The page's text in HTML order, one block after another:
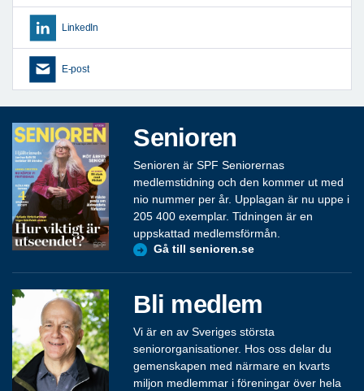
LinkedIn
E-post
Senioren
Senioren är SPF Seniorernas
medlemstidning och den kommer ut med
nio nummer per år. Upplagan är nu uppe i
205 400 exemplar. Tidningen är en
uppskattad medlemsförmån.
Gå till senioren.se
Bli medlem
Vi är en av Sveriges största
seniororganisationer. Hos oss delar du
gemenskapen med närmare en kvarts
miljon medlemmar i föreningar över hela